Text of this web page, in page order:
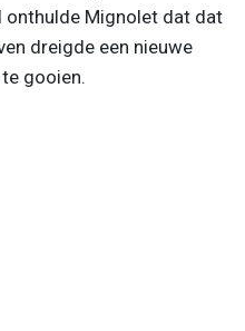
onthulde Mignolet dat dat
dreigde een nieuwe
gooien.